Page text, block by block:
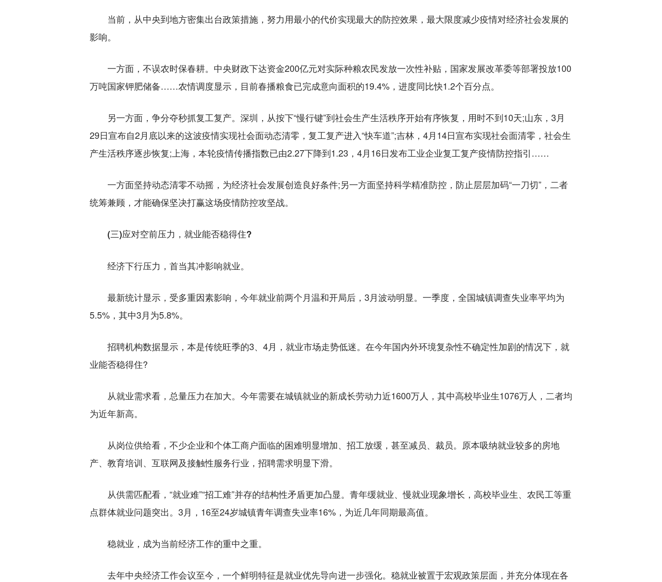
当前，从中央到地方密集出台政策措施，努力用最小的代价实现最大的防控效果，最大限度减少疫情对经济社会发展的
影响。
一方面，不误农时保春耕。中央财政下达资金200亿元对实际种粮农民发放一次性补贴，国家发展改革委等部署投放100
万吨国家钾肥储备……农情调度显示，目前春播粮食已完成意向面积的19.4%，进度同比快1.2个百分点。
另一方面，争分夺秒抓复工复产。深圳，从按下“慢行键”到社会生产生活秩序开始有序恢复，用时不到10天;山东，3月
29日宣布自2月底以来的这波疫情实现社会面动态清零，复工复产进入“快车道”;吉林，4月14日宣布实现社会面清零，社会生
产生活秩序逐步恢复;上海，本轮疫情传播指数已由2.27下降到1.23，4月16日发布工业企业复工复产疫情防控指引……
一方面坚持动态清零不动摇，为经济社会发展创造良好条件;另一方面坚持科学精准防控，防止层层加码“一刀切”，二者
统筹兼顾，才能确保坚决打赢这场疫情防控攻坚战。
(三)应对空前压力，就业能否稳得住?
经济下行压力，首当其冲影响就业。
最新统计显示，受多重因素影响，今年就业前两个月温和开局后，3月波动明显。一季度，全国城镇调查失业率平均为
5.5%，其中3月为5.8%。
招聘机构数据显示，本是传统旺季的3、4月，就业市场走势低迷。在今年国内外环境复杂性不确定性加剧的情况下，就
业能否稳得住?
从就业需求看，总量压力在加大。今年需要在城镇就业的新成长劳动力近1600万人，其中高校毕业生1076万人，二者均
为近年新高。
从岗位供给看，不少企业和个体工商户面临的困难明显增加、招工放缓，甚至减员、裁员。原本吸纳就业较多的房地
产、教育培训、互联网及接触性服务行业，招聘需求明显下滑。
从供需匹配看，“就业难”“招工难”并存的结构性矛盾更加凸显。青年缓就业、慢就业现象增长，高校毕业生、农民工等重
点群体就业问题突出。3月，16至24岁城镇青年调查失业率16%，为近几年同期最高值。
稳就业，成为当前经济工作的重中之重。
去年中央经济工作会议至今，一个鲜明特征是就业优先导向进一步强化。稳就业被置于宏观政策层面，并充分体现在各